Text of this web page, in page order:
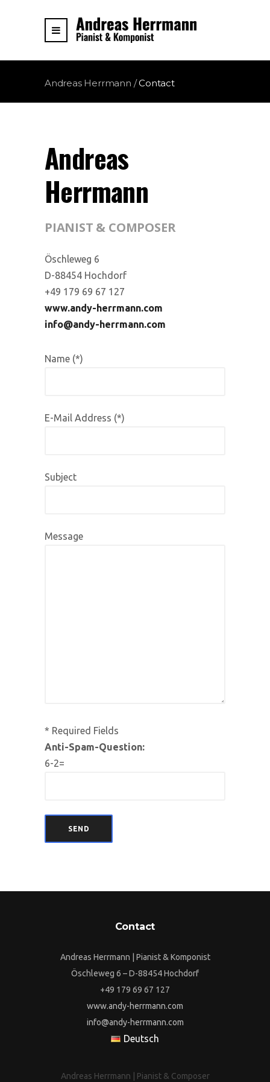
Andreas Herrmann /Contact
Andreas
Herrmann
PIANIST & COMPOSER
Öschleweg 6
D-88454 Hochdorf
+49 179 69 67 127
www.andy-herrmann.com
info@andy-herrmann.com
Name (*)
E-Mail Address (*)
Subject
Message
* Required Fields
Anti-Spam-Question:
6-2=
Contact
Andreas Herrmann | Pianist & Komponist
Öschleweg 6 – D-88454 Hochdorf
+49 179 69 67 127
www.andy-herrmann.com
info@andy-herrmann.com
Deutsch
Andreas Herrmann | Pianist & Composer